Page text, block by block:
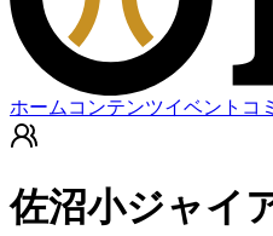
ホーム コンテンツイベント コ
佐沼小ジャイ